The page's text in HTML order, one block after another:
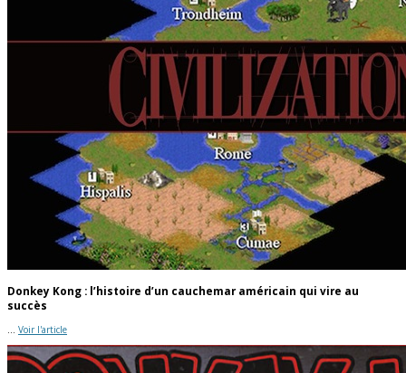
Donkey Kong : l’histoire d’un cauchemar américain qui vire au
succès
Voir l'article